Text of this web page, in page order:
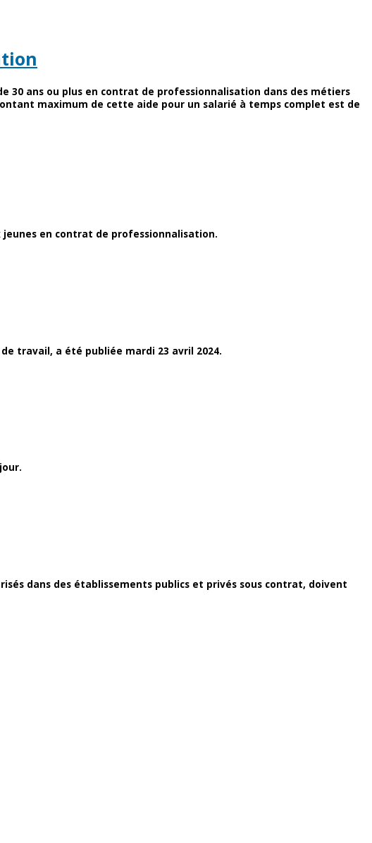
30 ans ou plus en contrat de professionnalisation dans des métiers
maximum de cette aide pour un salarié à temps complet est de
en contrat de professionnalisation.
travail, a été publiée mardi 23 avril 2024.
dans des établissements publics et privés sous contrat, doivent